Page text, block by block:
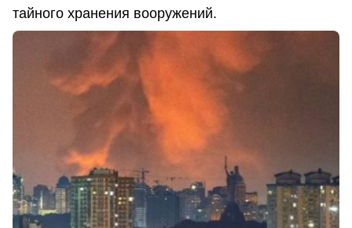
тайного хранения вооружений.